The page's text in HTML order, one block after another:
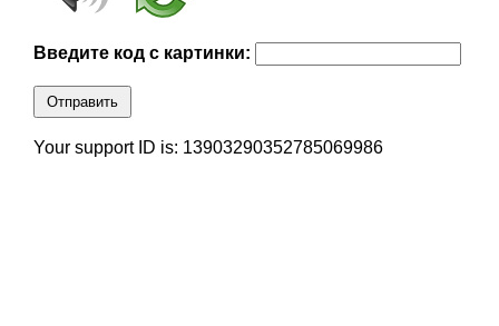
Введите код с картинки:
Отправить
Your support ID is: 13903290352785069986